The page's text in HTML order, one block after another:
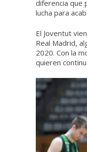
diferencia que
lucha para
El Joventut
Real Madrid,
2020. Con la
quieren